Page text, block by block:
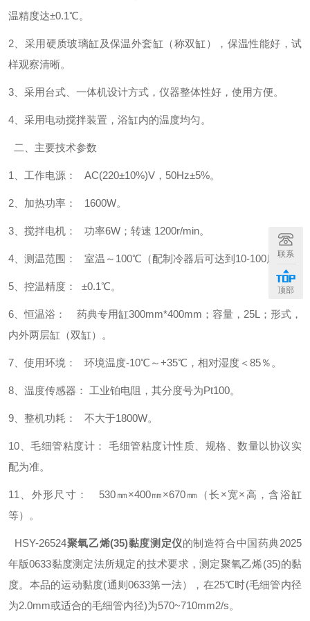
温精度达±0.1℃。
2、采用硬质玻璃缸及保温外套缸（称双缸），保温性能好，试
样观察清晰。
3、采用台式、一体机设计方式，仪器整体性好，使用方便。
4、采用电动搅拌装置，浴缸内的温度均匀。
二、主要技术参数
1、工作电源： AC(220±10%)V，50Hz±5%。
2、加热功率： 1600W。
3、搅拌电机： 功率6W；转速 1200r/min。
4、测温范围： 室温～100℃（配制冷器后可达到10-100度）。
5、控温精度： ±0.1℃。
6、恒温浴： 药典专用缸300mm*400mm；容量，25L；形式，
内外两层缸（双缸）。
7、使用环境： 环境温度-10℃～+35℃，相对湿度＜85％。
8、温度传感器： 工业铂电阻，其分度号为Pt100。
9、整机功耗： 不大于1800W。
10、毛细管粘度计： 毛细管粘度计性质、规格、数量以协议实
配为准。
11、外形尺寸： 530㎜×400㎜×670㎜（长×宽×高，含浴缸
等）。
HSY-26524聚氧乙烯(35)黏度测定仪的制造符合中国药典2025
年版0633黏度测定法所规定的技术要求，测定聚氧乙烯(35)的黏
度。本品的运动黏度(通则0633第一法），在25℃时(毛细管内径
为2.0mm或适合的毛细管内径)为570~710mm2/s。
联系
顶部